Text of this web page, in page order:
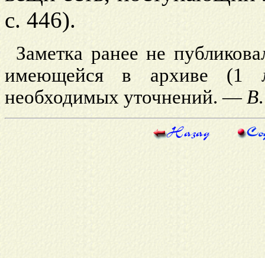
с. 446).
Заметка ранее не
имеющейся в архиве (1
необходимых уточнений. —В